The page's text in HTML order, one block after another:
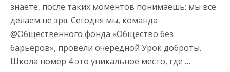
знаете, после таких моментов понимаешь: мы всё
делаем не зря. Сегодня мы, команда
@Общественного фонда «Общество без
барьеров», провели очередной Урок доброты.
Школа номер 4 это уникальное место, где …